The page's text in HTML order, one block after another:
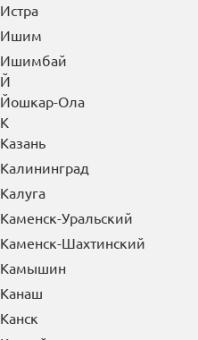
Истра
Ишим
Ишимбай
Й
Йошкар-Ола
К
Казань
Калининград
Калуга
Каменск-Уральский
Каменск-Шахтинский
Камышин
Канаш
Канск